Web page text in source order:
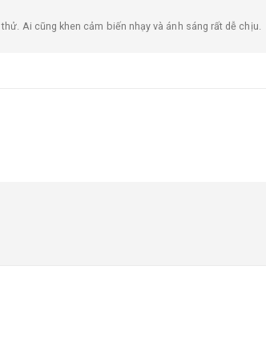
Ai cũng khen cảm biến nhạy và ánh sáng rất dễ chịu.